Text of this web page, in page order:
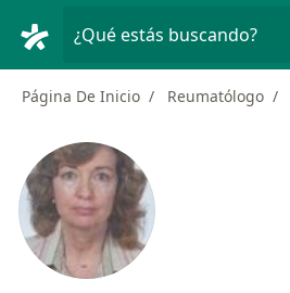
¿Qué estás buscando?
Página De Inicio Reumatólogo